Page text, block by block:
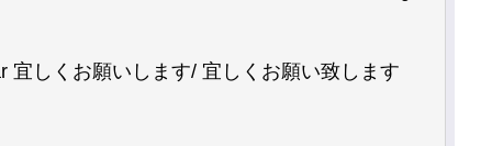
宜しくお願いします/ 宜しくお願い致します